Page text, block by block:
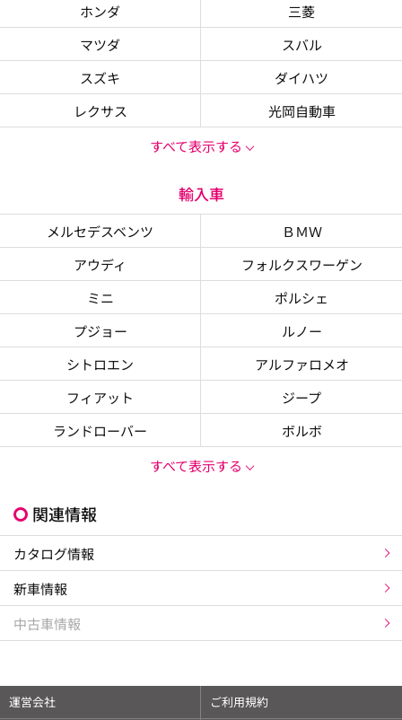
ホンダ
三菱
マツダ
スバル
スズキ
ダイハツ
レクサス
光岡自動車
すべて表示する
輸入車
メルセデスベンツ
ＢＭＷ
アウディ
フォルクスワーゲン
ミニ
ポルシェ
プジョー
ルノー
シトロエン
アルファロメオ
フィアット
ジープ
ランドローバー
ボルボ
すべて表示する
関連情報
カタログ情報
新車情報
中古車情報
運営会社 ご利用規約